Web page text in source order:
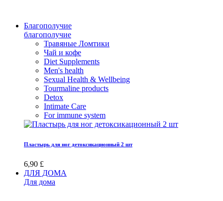
Благополучие
благополучие
Травяные Ломтики
Чай и кофе
Diet Supplements
Men's health
Sexual Health & Wellbeing
Tourmaline products
Detox
Intimate Care
For immune system
Пластырь для ног детоксикационный 2 шт
6,90 £
ДЛЯ ДОМА
Для дома